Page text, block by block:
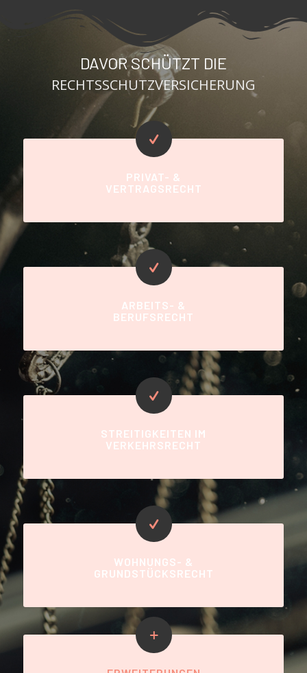
DAVOR SCHÜTZT DIE
RECHTSSCHUTZVERSICHERUNG
PRIVAT- &
VERTRAGSRECHT
ARBEITS- &
BERUFSRECHT
STREITIGKEITEN IM
VERKEHRSRECHT
WOHNUNGS- &
GRUNDSTÜCKSRECHT